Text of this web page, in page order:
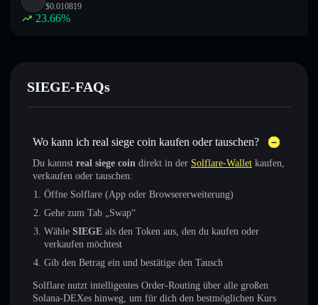
$0.010819
23.66%
SIEGE-FAQs
Wo kann ich real siege coin kaufen oder tauschen?
Du kannst real siege coin direkt in der Solflare-Wallet kaufen,
verkaufen oder tauschen:
Öffne Solflare (App oder Browsererweiterung)
Gehe zum Tab „Swap“
Wähle SIEGE als den Token aus, den du kaufen oder
verkaufen möchtest
Gib den Betrag ein und bestätige den Tausch
Solflare nutzt intelligentes Order-Routing über alle großen
Solana-DEXes hinweg, um für dich den bestmöglichen Kurs